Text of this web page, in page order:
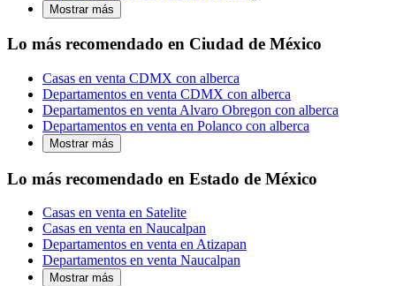
Mostrar más
Lo más recomendado en Ciudad de México
Casas en venta CDMX con alberca
Departamentos en venta CDMX con alberca
Departamentos en venta Alvaro Obregon con alberca
Departamentos en venta en Polanco con alberca
Mostrar más
Lo más recomendado en Estado de México
Casas en venta en Satelite
Casas en venta en Naucalpan
Departamentos en venta en Atizapan
Departamentos en venta Naucalpan
Mostrar más